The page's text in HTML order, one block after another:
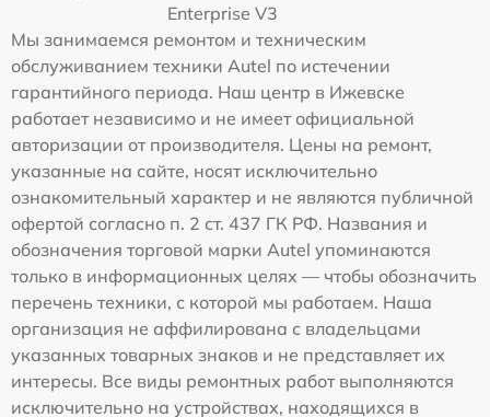
Enterprise V3
Мы занимаемся ремонтом и техническим
обслуживанием техники Autel по истечении
гарантийного периода. Наш центр в Ижевске
работает независимо и не имеет официальной
авторизации от производителя. Цены на ремонт,
указанные на сайте, носят исключительно
ознакомительный характер и не являются публичной
офертой согласно п. 2 ст. 437 ГК РФ. Названия и
обозначения торговой марки Autel упоминаются
только в информационных целях — чтобы обозначить
перечень техники, с которой мы работаем. Наша
организация не аффилирована с владельцами
указанных товарных знаков и не представляет их
интересы. Все виды ремонтных работ выполняются
исключительно на устройствах, находящихся в